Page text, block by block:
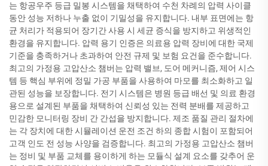
는 항공우주 등급 밀봉 시스템을 채택하여 수천 차례의 압력 사이클
동안 성능 저하나 누출 없이 기밀성을 유지합니다. 내부 표면에는 항
균 처리가 적용되어 장기간 사용 시 세균 증식을 방지하고 위생적인
환경을 유지합니다. 압력 용기 인증은 의료용 압력 장비에 대한 국제
기준을 충족하거나 초과하여 안전 규제 및 보험 요건을 준수합니다.
최고의 가정용 고압산소 챔버는 압력 밸브, 도어 메커니즘, 제어 시스
템 등 핵심 부위에 정밀 가공 부품을 사용하여 마모를 최소화하고 일
관된 성능을 보장합니다. 전기 시스템은 병원 등급 배선 및 의료 환경
용으로 설계된 부품을 채택하여 신뢰성 있는 전력 분배를 제공하고
민감한 모니터링 장비 간 간섭을 방지합니다. 제조 품질 관리 절차에
는 각 장치에 대한 시뮬레이션 운전 조건 하의 종합 시험이 포함되어
고객 인도 전 성능 사양을 검증합니다. 최고의 가정용 고압산소 챔버
는 정비 및 부품 교체를 용이하게 하는 모듈식 설계 요소를 갖추어 운